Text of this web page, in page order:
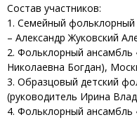
Состав участников:
1. Семейный фольклорный
– Александр Жуковский
2. Фольклорный ансамбль
Николаевна Богдан),
3. Образцовый детский
(руководитель Ирина
4. Фольклорный